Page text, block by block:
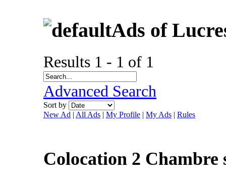
Ads of
Results 1 - 1 of 1
Advanced Search
Sort by
New Ad | All Ads | My Profile | My Ads | Rules
Colocation 2